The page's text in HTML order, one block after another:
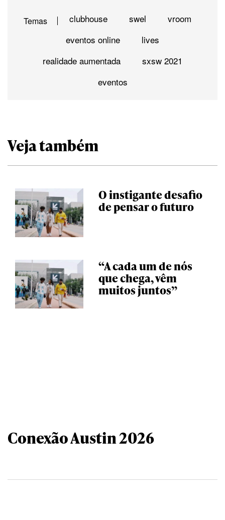
Temas clubhouse swel
vroom
eventos online
lives
realidade aumentada
sxsw 2021
eventos
Veja também
O instigante desafio
de pensar o futuro
“A cada um de nós
que chega, vêm
muitos juntos”
Conexão Austin 2026